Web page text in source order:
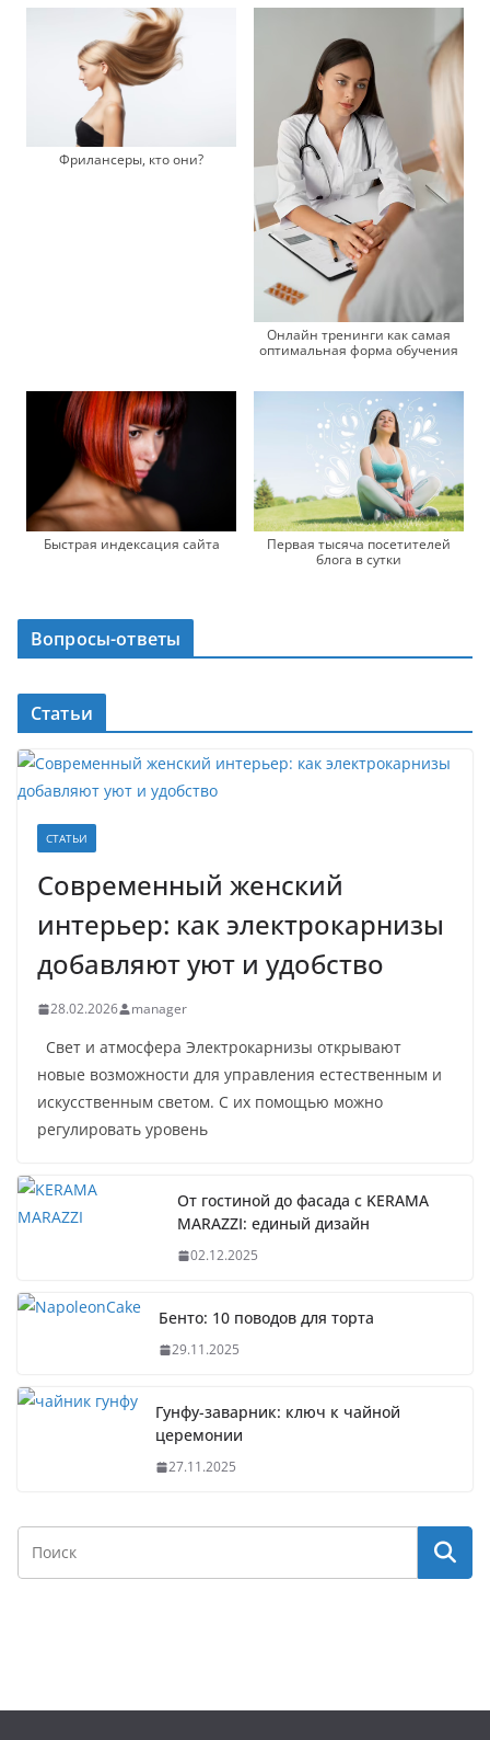
Фрилансеры, кто они?
Онлайн тренинги как самая
оптимальная форма обучения
Быстрая индексация сайта
Первая тысяча посетителей
блога в сутки
Вопросы-ответы
Статьи
СТАТЬИ
Современный женский
интерьер: как электрокарнизы
добавляют уют и удобство
28.02.2026 manager
Свет и атмосфера Электрокарнизы открывают
новые возможности для управления естественным и
искусственным светом. С их помощью можно
регулировать уровень
От гостиной до фасада с KERAMA
MARAZZI: единый дизайн
02.12.2025
Бенто: 10 поводов для торта
29.11.2025
Гунфу-заварник: ключ к чайной
церемонии
27.11.2025